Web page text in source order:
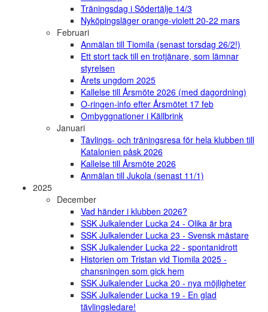
Träningsdag i Södertälje 14/3
Nyköpingsläger orange-violett 20-22 mars
Februari
Anmälan till Tiomila (senast torsdag 26/2!)
Ett stort tack till en trotjänare, som lämnar
styrelsen
Årets ungdom 2025
Kallelse till Årsmöte 2026 (med dagordning)
O-ringen-info efter Årsmötet 17 feb
Ombyggnationer i Källbrink
Januari
Tävlings- och träningsresa för hela klubben till
Katalonien påsk 2026
Kallelse till Årsmöte 2026
Anmälan till Jukola (senast 11/1)
2025
December
Vad händer i klubben 2026?
SSK Julkalender Lucka 24 - Olika är bra
SSK Julkalender Lucka 23 - Svensk mästare
SSK Julkalender Lucka 22 - spontanidrott
Historien om Tristan vid Tiomila 2025 -
chansningen som gick hem
SSK Julkalender Lucka 20 - nya möjligheter
SSK Julkalender Lucka 19 - En glad
tävlingsledare!